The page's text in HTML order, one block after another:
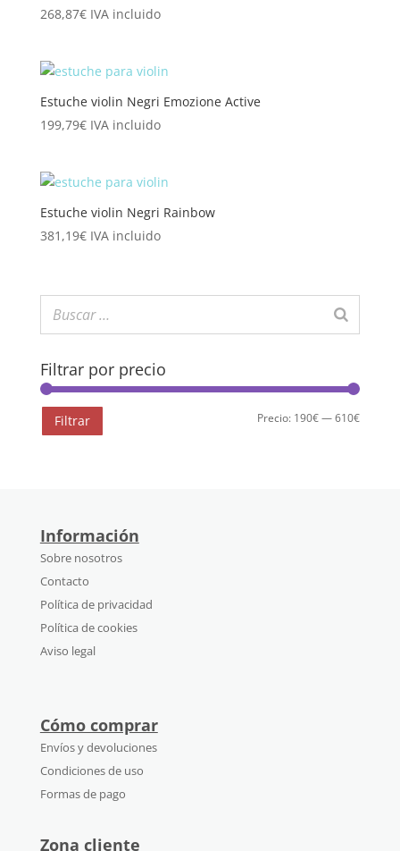
268,87€ IVA incluido
Estuche violin Negri Emozione Active
199,79€ IVA incluido
Estuche violin Negri Rainbow
381,19€ IVA incluido
Filtrar por precio
Precio
Precio
Filtrar Precio: 190€—610€
Información
Sobre nosotros
Contacto
Política de privacidad
Política de cookies
Aviso legal
Cómo comprar
Envíos y devoluciones
Condiciones de uso
Formas de pago
Zona cliente